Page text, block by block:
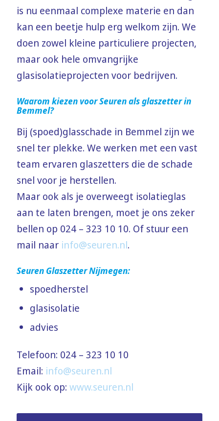
is nu eenmaal complexe materie en dan
kan een beetje hulp erg welkom zijn. We
doen zowel kleine particuliere projecten,
maar ook hele omvangrijke
glasisolatieprojecten voor bedrijven.
Waarom kiezen voor Seuren als glaszetter in
Bemmel?
Bij (spoed)glasschade in Bemmel zijn we
snel ter plekke. We werken met een vast
team ervaren glaszetters die de schade
snel voor je herstellen.
Maar ook als je overweegt isolatieglas
aan te laten brengen, moet je ons zeker
bellen op 024 – 323 10 10. Of stuur een
mail naar info@seuren.nl.
Seuren Glaszetter Nijmegen:
spoedherstel
glasisolatie
advies
Telefoon: 024 – 323 10 10
Email: info@seuren.nl
Kijk ook op: www.seuren.nl